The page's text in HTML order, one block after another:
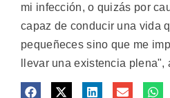
mi infección, o quizás por
capaz de conducir una vida
pequeñeces sino que me
llevar una existencia plena",